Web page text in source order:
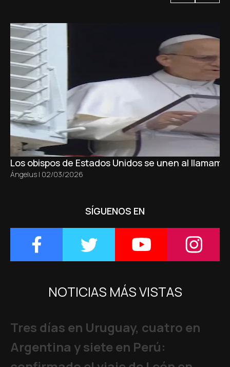
Los obispos de Estados Unidos se unen al
Ángelus | 02/03/2026
SÍGUENOS EN
NOTICIAS MÁS VISTAS
Tres días en Uruguay, cuatro en
Argentina y siete en Perú: